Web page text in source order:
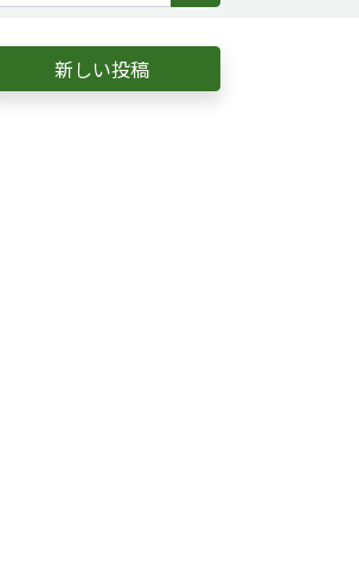
新しい投稿